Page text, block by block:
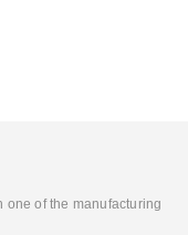
one of the manufacturing